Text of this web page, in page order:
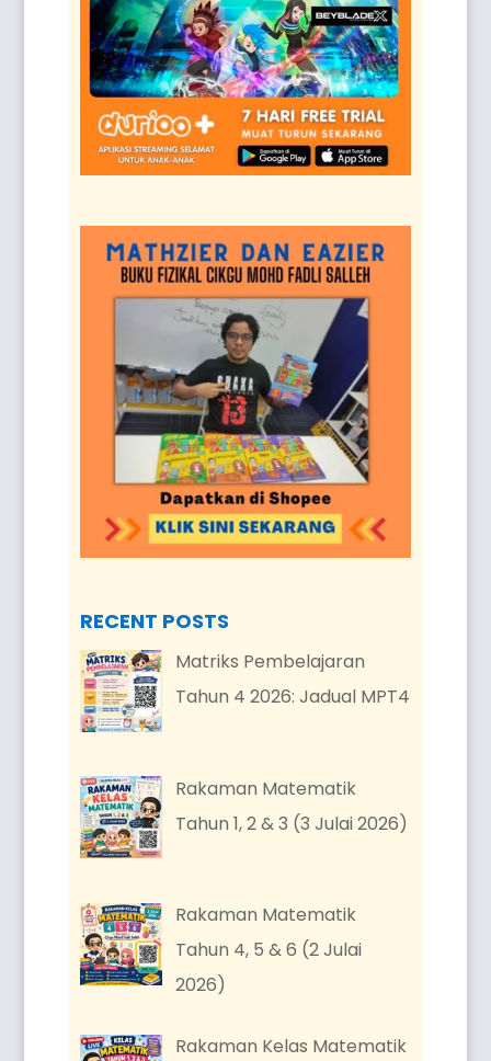
RECENT POSTS
Matriks Pembelajaran
Tahun 4 2026: Jadual MPT4
Rakaman Matematik
Tahun 1, 2 & 3 (3 Julai 2026)
Rakaman Matematik
Tahun 4, 5 & 6 (2 Julai
2026)
Rakaman Kelas Matematik